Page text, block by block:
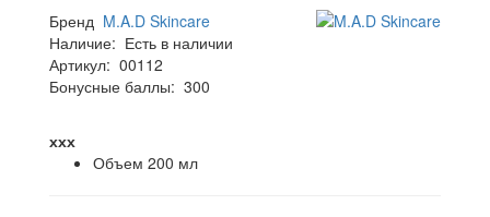
Бренд M.A.D Skincare
Наличие: Есть в наличии
Артикул: 00112
Бонусные баллы: 300
ххх
Объем 200 мл